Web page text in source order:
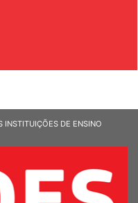
DE ENSINO